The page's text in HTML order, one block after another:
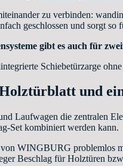
zu verbinden:
geschlossen und sorgt so
gibt es auch für
Schiebetürzarge
und
Laufwagen die zentralen
Set kombiniert werden kann.
WINGBURG problemlos
Beschlag für Holztüren